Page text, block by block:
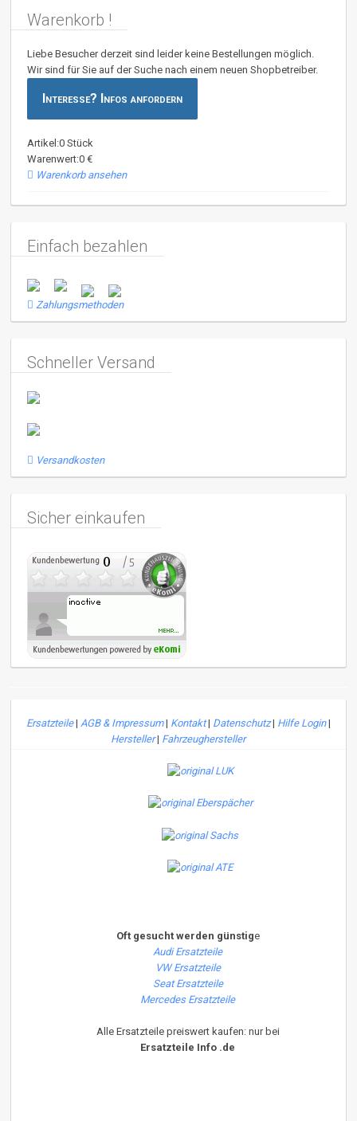
Warenkorb !
Liebe Besucher derzeit sind leider keine Bestellungen möglich.
Wir sind für Sie auf der Suche nach einem neuen Shopbetreiber.
Interesse? Infos anfordern
Artikel:0 Stück
Warenwert:0 €
Warenkorb ansehen
Einfach bezahlen
Zahlungsmethoden
Schneller Versand
Versandkosten
Sicher einkaufen
Ersatzteile| AGB & Impressum| Kontakt| Datenschutz| Hilfe Login|
Hersteller| Fahrzeughersteller
Oft gesucht werden günstige
Audi Ersatzteile
VW Ersatzteile
Seat Ersatzteile
Mercedes Ersatzteile
Alle Ersatzteile preiswert kaufen: nur bei
Ersatzteile Info .de